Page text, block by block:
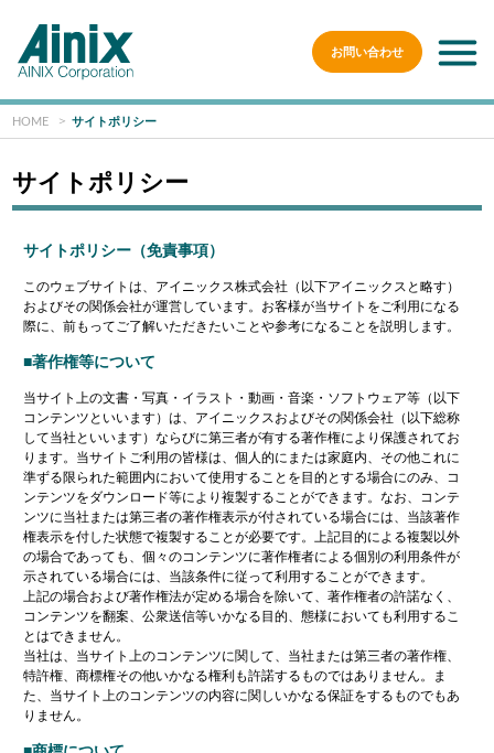
お問い合わせ
HOME サイトポリシー
サイトポリシー
サイトポリシー（免責事項）
このウェブサイトは、アイニックス株式会社（以下アイニックスと略す）
およびその関係会社が運営しています。お客様が当サイトをご利用になる
際に、前もってご了解いただきたいことや参考になることを説明します。
■著作権等について
当サイト上の文書・写真・イラスト・動画・音楽・ソフトウェア等（以下
コンテンツといいます）は、アイニックスおよびその関係会社（以下総称
して当社といいます）ならびに第三者が有する著作権により保護されてお
ります。当サイトご利用の皆様は、個人的にまたは家庭内、その他これに
準ずる限られた範囲内において使用することを目的とする場合にのみ、コ
ンテンツをダウンロード等により複製することができます。なお、コンテ
ンツに当社または第三者の著作権表示が付されている場合には、当該著作
権表示を付した状態で複製することが必要です。上記目的による複製以外
の場合であっても、個々のコンテンツに著作権者による個別の利用条件が
示されている場合には、当該条件に従って利用することができます。
上記の場合および著作権法が定める場合を除いて、著作権者の許諾なく、
コンテンツを翻案、公衆送信等いかなる目的、態様においても利用するこ
とはできません。
当社は、当サイト上のコンテンツに関して、当社または第三者の著作権、
特許権、商標権その他いかなる権利も許諾するものではありません。ま
た、当サイト上のコンテンツの内容に関しいかなる保証をするものでもあ
りません。